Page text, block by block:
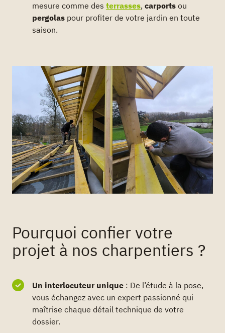
mesure comme des terrasses, carportsou
pergolaspour profiter de votre jardin en toute
saison.
Pourquoi confier votre
projet à nos charpentiers ?
Un interlocuteur unique: De l’étude à la pose,
vous échangez avec un expert passionné qui
maîtrise chaque détail technique de votre
dossier.